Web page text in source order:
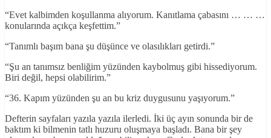
“Evet kalbimden koşullanma alıyorum. Kanıtlama çabasını … … …
konularında açıkça keşfettim.”
“Tanımlı başım bana şu düşünce ve olasılıkları getirdi.”
“Şu an tanımsız benliğim yüzünden kaybolmuş gibi hissediyorum.
Biri değil, hepsi olabilirim.”
“36. Kapım yüzünden şu an bu kriz duygusunu yaşıyorum.”
Defterin sayfaları yazıla yazıla ilerledi. İki üç ayın sonunda bir de
baktım ki bilmenin tatlı huzuru oluşmaya başladı. Bana bir şey